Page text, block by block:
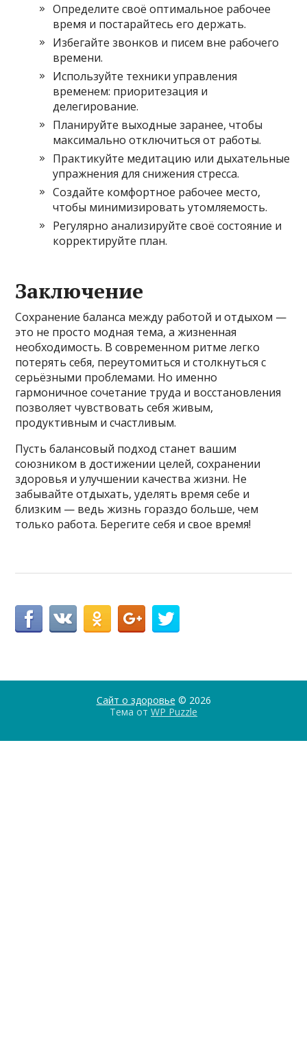
Определите своё оптимальное рабочее
время и постарайтесь его держать.
Избегайте звонков и писем вне рабочего
времени.
Используйте техники управления
временем: приоритезация и
делегирование.
Планируйте выходные заранее, чтобы
максимально отключиться от работы.
Практикуйте медитацию или дыхательные
упражнения для снижения стресса.
Создайте комфортное рабочее место,
чтобы минимизировать утомляемость.
Регулярно анализируйте своё состояние и
корректируйте план.
Заключение
Сохранение баланса между работой и отдыхом —
это не просто модная тема, а жизненная
необходимость. В современном ритме легко
потерять себя, переутомиться и столкнуться с
серьёзными проблемами. Но именно
гармоничное сочетание труда и восстановления
позволяет чувствовать себя живым,
продуктивным и счастливым.
Пусть балансовый подход станет вашим
союзником в достижении целей, сохранении
здоровья и улучшении качества жизни. Не
забывайте отдыхать, уделять время себе и
близким — ведь жизнь гораздо больше, чем
только работа. Берегите себя и свое время!
Сайт о здоровье © 2026
Тема от WP Puzzle